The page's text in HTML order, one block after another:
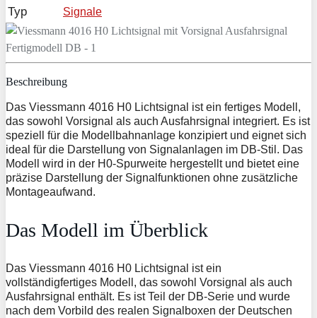
Typ Signale
Beschreibung
Das Viessmann 4016 H0 Lichtsignal ist ein fertiges Modell,
das sowohl Vorsignal als auch Ausfahrsignal integriert. Es ist
speziell für die Modellbahnanlage konzipiert und eignet sich
ideal für die Darstellung von Signalanlagen im DB-Stil. Das
Modell wird in der H0-Spurweite hergestellt und bietet eine
präzise Darstellung der Signalfunktionen ohne zusätzliche
Montageaufwand.
Das Modell im Überblick
Das Viessmann 4016 H0 Lichtsignal ist ein
vollständigfertiges Modell, das sowohl Vorsignal als auch
Ausfahrsignal enthält. Es ist Teil der DB-Serie und wurde
nach dem Vorbild des realen Signalboxen der Deutschen